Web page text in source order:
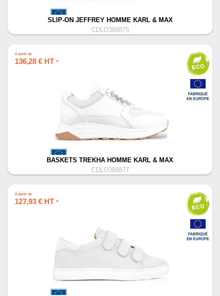
SLIP-ON JEFFREY HOMME KARL & MAX
CDLO389875
À partir de
136,28 € HT *
BASKETS TREKHA HOMME KARL & MAX
CDLO389877
À partir de
127,93 € HT *